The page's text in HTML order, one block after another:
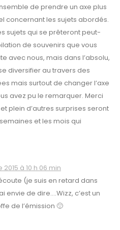
de prendre un axe plus
concernant les sujets abordés.
sujets qui se prêteront peut-
de souvenirs que vous
avec nous, mais dans l’absolu,
diversifier au travers des
mais surtout de changer l’axe
avez pu le remarquer. Merci
plein d’autres surprises seront
et les mois qui
à 10 h 06 min
(je suis en retard dans
envie de dire….Wizz, c’est un
de l’émission 🙂